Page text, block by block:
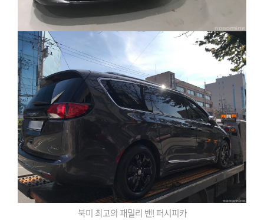
북미 최고의 패밀리 밴! 퍼시피카